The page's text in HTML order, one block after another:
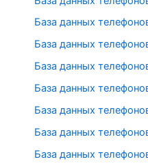
База данных
База данных
База данных
База данных
База данных
База данных
База данных